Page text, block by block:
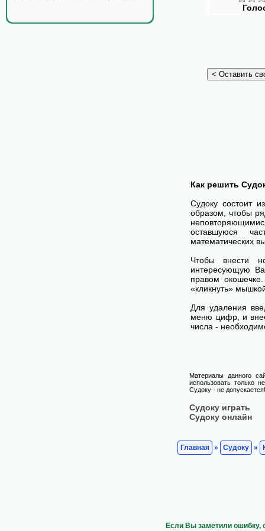
Как решить
Судоку состоит
образом, чтобы
оставшуюся
математических
Чтобы внести
интересующую
правом
«кликнуть»
Для удаления
меню цифр, и
числа -
Материалы данного
использовать только
Судоку - не допускается!
Судоку играть
Судоку онлайн
Главная » Судоку »
Если Вы заметили ошибку,